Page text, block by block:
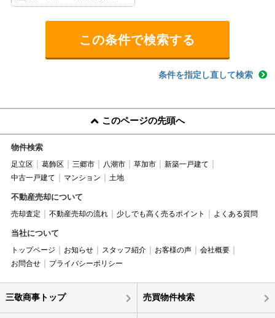
条件を指定し直して検索
このページの先頭へ
物件検索
足立区 葛飾区 三郷市 八潮市 草加市
新築一戸建て
中古一戸建て
マンション 土地
不動産売却について
売却査定 不動産売却の流れ 少しでも高く売るポイント よくある質問
当社について
トップページ お知らせ スタッフ紹介 お客様の声
会社概要
お問合せ
プライバシーポリシー
三敬商事トップ 売買物件検索